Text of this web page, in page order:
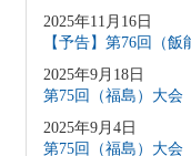
2025年11月16日
【予告】第76回（
2025年9月18日
第75回（福島）大
2025年9月4日
第75回（福島）大